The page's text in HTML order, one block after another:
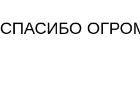
СПАСИБО